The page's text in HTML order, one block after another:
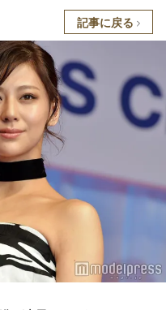
記事に戻る